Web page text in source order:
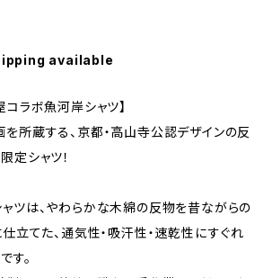
available
ラボ魚河岸シャツ】
所蔵する、京都・高山寺公認デザインの反
定シャツ！
ツは、やわらかな木綿の反物を昔ながらの
立てた、通気性・吸汗性・速乾性にすぐれ
す。